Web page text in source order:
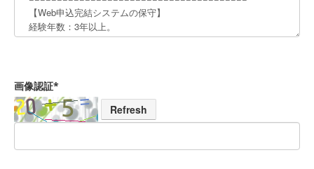
画像認証*
Refresh